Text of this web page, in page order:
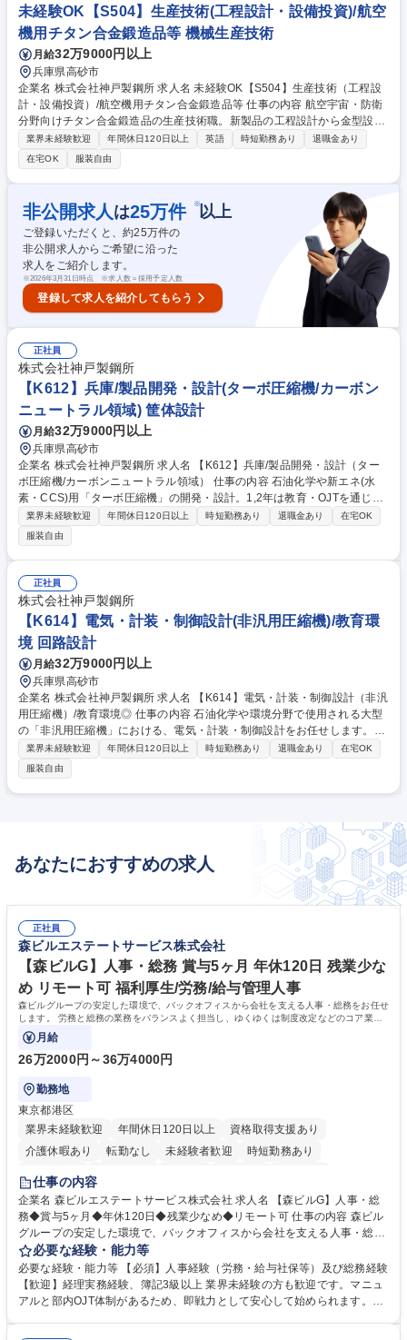
きな裁量を持って推進できる環境です。残業は月20時間程度とワークライ
フバランスも良好。 募集職種 【K603】高砂/機械設計およびプロジェクト
マネジメント(等方圧加圧装置)
未経験OK【S504】生産技術(工程設計・設備投資)/航空
機用チタン合金鍛造品等 機械生産技術
月給32万9000円以上
兵庫県高砂市
企業名 株式会社神戸製鋼所 求人名 未経験OK【S504】生産技術（工程設
計・設備投資）/航空機用チタン合金鍛造品等 仕事の内容 航空宇宙・防衛
分野向けチタン合金鍛造品の生産技術職。新製品の工程設計から金型設
計、設備導入、品質管理まで幅広く担当。世界的な需要増に応えるため、
KOBELCOの技術で未来を支える中心メンバーを募集します。 (1)新製品
の立ち上げ:工程設計、金型・治工具設計、顧客認定取得 (2)量産維持・改
善:プロセス最適化、歩留まり向上 (3)設備投資:新設備の仕様選定・導入管
理 (4)品質管理:航空宇宙規格に準拠した工程構築 入社後はOJTで基礎を習
得。数年後にはグループ会社「日本エアロフォージ」への出向等を通じ、
世界最大級の設備を用いた、この先20年需要が伸び続ける高度な技術を習
得可能です。 募集職種 未経験OK【S504】生産技術（工程設計・設備投
資）/航空機用チタン合金鍛造品等
業界未経験歓迎 年間休日120日以上 英語 時短勤務あり
退職金あり
在宅OK
服装自由
非公開求人 は25万件 ※以上
ご登録いただくと、約25万件の
非公開求人からご希望に沿った
求人をご紹介します。
※2026年3月31日時点 ※求人数＝採用予定人数
登録して求人を紹介してもらう
正社員
株式会社神戸製鋼所
【K612】兵庫/製品開発・設計(ターボ圧縮機/カーボン
ニュートラル領域) 筐体設計
月給32万9000円以上
兵庫県高砂市
企業名 株式会社神戸製鋼所 求人名 【K612】兵庫/製品開発・設計（ター
ボ圧縮機/カーボンニュートラル領域） 仕事の内容 石油化学や新エネ(水
素・CCS)用「ターボ圧縮機」の開発・設計。1,2年は教育・OJTを通じ社
内システムを習得。その後、流体解析を用いた新型インペラの設計や、顧
客仕様に基づく一貫設計をお任せします。 (1)開発Gr：流体解析(CFD)を
駆使した新型インペラの空力形状設計、強度・信頼性評価、先行技術開
発。 (2)設計Gr：顧客要求に基づく性能・構造設計。3D-CADを用いた全
体構造構築、材料選定、強度・振動評価。 製作管理から性能試験の立ち会
い、現地試運転まで一気通貫で担当。 数億円規模のプロジェクト主担当と
して、技術課題解決に向けた裁量を持って取り組める環境です。 募集職種
【K612】兵庫/製品開発・設計（ターボ圧縮機/カーボンニュートラル領
域）
業界未経験歓迎 年間休日120日以上 時短勤務あり 退職金あり
在宅OK
服装自由
正社員
株式会社神戸製鋼所
【K614】電気・計装・制御設計(非汎用圧縮機)/教育環
境 回路設計
月給32万9000円以上
兵庫県高砂市
企業名 株式会社神戸製鋼所 求人名 【K614】電気・計装・制御設計（非汎
用圧縮機）/教育環境◎ 仕事の内容 石油化学や環境分野で使用される大型
の「非汎用圧縮機」における、電気・計装・制御設計をお任せします。顧
客の要望に合わせたオーダーメイド設計（一品一葉）のため、高い専門性
とスキルが身につく環境です。 (1)大型非汎用圧縮機本体の電気・計装・
制御設計業務全般。 (2)国内外の顧客仕様に基づいた計装品（センサー
類）の選定・配置。 (3)制御ロジックの構築、および制御盤等の設計。 (4)
きます。 将来は海外案件の主担当や、海外赴任のチャンスもあり、グロー
バルに活躍できる環境です。 【出張】年に数回海外出張有。欧州、アメリ
カ、韓国、インド等 募集職種 【K614】電気・計装・制御設計（非汎用圧
縮機）/教育環境◎
業界未経験歓迎 年間休日120日以上 時短勤務あり 退職金あり
在宅OK
服装自由
あなたにおすすめの求人
正社員
森ビルエステートサービス株式会社
【森ビルG】人事・総務 賞与5ヶ月 年休120日 残業少な
め リモート可 福利厚生/労務/給与管理人事
森ビルグループの安定した環境で、バックオフィスから会社を支える人事・総務をお任せ
します。 労務と総務の業務をバランスよく担当し、ゆくゆくは制度改定などのコア業務
にも挑戦できる、やりがいある環境です。
月給
26万2000円～36万4000円
勤務地
東京都港区
業界未経験歓迎
年間休日120日以上
資格取得支援あり
介護休暇あり
転勤なし 未経験者歓迎
時短勤務あり
経験者歓迎
完全週休2日制
交通費支給 長期歓迎 駅近5分以内 土日祝休み
仕事の内容
企業名 森ビルエステートサービス株式会社 求人名 【森ビルG】人事・総
務◆賞与5ヶ月◆年休120日◆残業少なめ◆リモート可 仕事の内容 森ビル
グループの安定した環境で、バックオフィスから会社を支える人事・総務
をお任せします。 労務と総務の業務をバランスよく担当し、ゆくゆくは制
度改定などのコア業務にも挑戦できる、やりがいある環境です。 ■勤怠管
理、給与計算、社会保険手続き、年末調整等の労務管理全般 ■入退社手続
き、社内規定の改定や人事制度改定などのコア業務 ■社内イベントの企画
必要な経験・能力等
必要な経験・能力等 【必須】人事経験（労務・給与社保等）及び総務経験
【歓迎】経理実務経験、簿記3級以上 業界未経験の方も歓迎です。マニュ
アルと部内OJT体制があるため、即戦力として安心して始められます。